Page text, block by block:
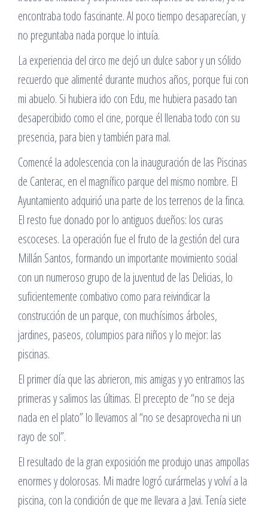
encontraba todo fascinante. Al poco tiempo desaparecían, y
no preguntaba nada porque lo intuía.
La experiencia del circo me dejó un dulce sabor y un sólido
recuerdo que alimenté durante muchos años, porque fui con
mi abuelo. Si hubiera ido con Edu, me hubiera pasado tan
desapercibido como el cine, porque él llenaba todo con su
presencia, para bien y también para mal.
Comencé la adolescencia con la inauguración de las Piscinas
de Canterac, en el magnífico parque del mismo nombre. El
Ayuntamiento adquirió una parte de los terrenos de la finca.
El resto fue donado por lo antiguos dueños: los curas
escoceses. La operación fue el fruto de la gestión del cura
Millán Santos, formando un importante movimiento social
con un numeroso grupo de la juventud de las Delicias, lo
suficientemente combativo como para reivindicar la
construcción de un parque, con muchísimos árboles,
jardines, paseos, columpios para niños y lo mejor: las
piscinas.
El primer día que las abrieron, mis amigas y yo entramos las
primeras y salimos las últimas. El precepto de “no se deja
nada en el plato” lo llevamos al “no se desaprovecha ni un
rayo de sol”.
El resultado de la gran exposición me produjo unas ampollas
enormes y dolorosas. Mi madre logró curármelas y volví a la
piscina, con la condición de que me llevara a Javi. Tenía siete